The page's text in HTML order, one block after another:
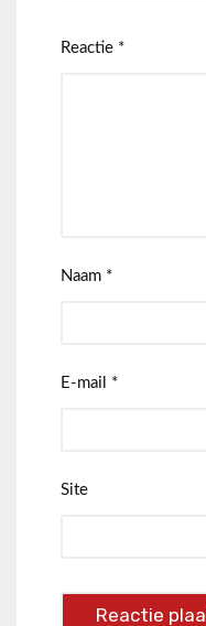
Reactie *
Naam *
E-mail *
Site